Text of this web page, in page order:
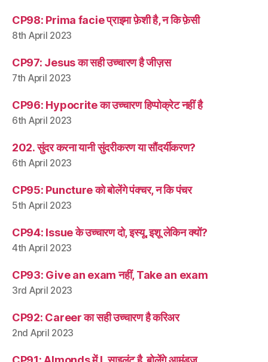
CP98: Prima facie प्राइमा फ़ेशी है, न कि फ़ेसी
8th April 2023
CP97: Jesus का सही उच्चारण है जीज़स
7th April 2023
CP96: Hypocrite का उच्चारण हिप्पोक्रेट नहीं है
6th April 2023
202. सुंदर करना यानी सुंदरीकरण या सौंदर्यीकरण?
6th April 2023
CP95: Puncture को बोलेंगे पंक्चर, न कि पंचर
5th April 2023
CP94: Issue के उच्चारण दो, इस्यू, इशू लेकिन क्यों?
4th April 2023
CP93: Give an exam नहीं, Take an exam
3rd April 2023
CP92: Career का सही उच्चारण है करिअर
2nd April 2023